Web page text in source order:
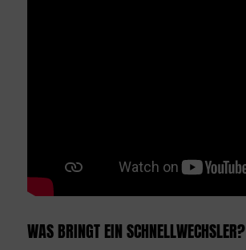
WAS BRINGT EIN SCHNELLWECHSLER?